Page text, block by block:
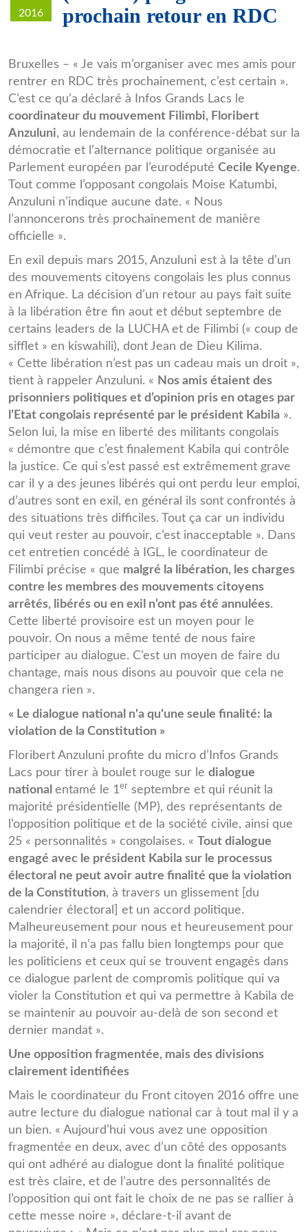
2016
prochain retour en RDC
anzuluni-
floribert.jpg
Bruxelles – « Je vais m’organiser avec mes amis pour
rentrer en RDC très prochainement, c’est certain ».
C’est ce qu’a déclaré à Infos Grands Lacs le
coordinateur du mouvement Filimbi, Floribert
Anzuluni, au lendemain de la conférence-débat sur la
démocratie et l’alternance politique organisée au
Parlement européen par l’eurodéputé Cecile Kyenge.
Tout comme l’opposant congolais Moise Katumbi,
Anzuluni n’indique aucune date. « Nous
l’annoncerons très prochainement de manière
officielle ».
En exil depuis mars 2015, Anzuluni est à la tête d’un
des mouvements citoyens congolais les plus connus
en Afrique. La décision d’un retour au pays fait suite
à la libération être fin aout et début septembre de
certains leaders de la LUCHA et de Filimbi (« coup de
sifflet » en kiswahili), dont Jean de Dieu Kilima.
« Cette libération n’est pas un cadeau mais un droit »,
tient à rappeler Anzuluni. « Nos amis étaient des
prisonniers politiques et d’opinion pris en otages par
l’Etat congolais représenté par le président Kabila ».
Selon lui, la mise en liberté des militants congolais
« démontre que c’est finalement Kabila qui contrôle
la justice. Ce qui s’est passé est extrêmement grave
car il y a des jeunes libérés qui ont perdu leur emploi,
d’autres sont en exil, en général ils sont confrontés à
des situations très difficiles. Tout ça car un individu
qui veut rester au pouvoir, c’est inacceptable ». Dans
cet entretien concédé à IGL, le coordinateur de
Filimbi précise « que malgré la libération, les charges
contre les membres des mouvements citoyens
arrêtés, libérés ou en exil n’ont pas été annulées.
Cette liberté provisoire est un moyen pour le
pouvoir. On nous a même tenté de nous faire
participer au dialogue. C’est un moyen de faire du
chantage, mais nous disons au pouvoir que cela ne
changera rien ».
« Le dialogue national n'a qu'une seule finalité: la
violation de la Constitution »
Floribert Anzuluni profite du micro d’Infos Grands
Lacs pour tirer à boulet rouge sur le dialogue
national entamé le 1er septembre et qui réunit la
majorité présidentielle (MP), des représentants de
l’opposition politique et de la société civile, ainsi que
25 « personnalités » congolaises. « Tout dialogue
engagé avec le président Kabila sur le processus
électoral ne peut avoir autre finalité que la violation
de la Constitution, à travers un glissement [du
calendrier électoral] et un accord politique.
Malheureusement pour nous et heureusement pour
la majorité, il n’a pas fallu bien longtemps pour que
les politiciens et ceux qui se trouvent engagés dans
ce dialogue parlent de compromis politique qui va
violer la Constitution et qui va permettre à Kabila de
se maintenir au pouvoir au-delà de son second et
dernier mandat ».
Une opposition fragmentée, mais des divisions
clairement identifiées
Mais le coordinateur du Front citoyen 2016 offre une
autre lecture du dialogue national car à tout mal il y a
un bien. « Aujourd’hui vous avez une opposition
fragmentée en deux, avec d’un côté des opposants
qui ont adhéré au dialogue dont la finalité politique
est très claire, et de l’autre des personnalités de
l’opposition qui ont fait le choix de ne pas se rallier à
cette messe noire », déclare-t-il avant de